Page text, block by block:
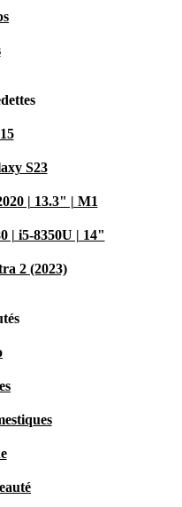
S23
| 13.3" | M1
| i5-8350U | 14"
2 (2023)